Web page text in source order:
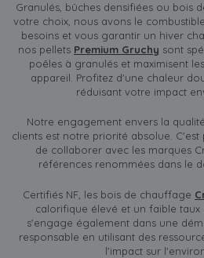
Granulés, bûches densifiées ou bois
votre choix, nous avons le
besoins et vous garantir un hiver
nos pellets Premium Gruchy sont
poêles à granulés et maximisent
appareil. Profitez d'une chaleur
réduisant votre impact
Notre engagement envers la
clients est notre priorité absolue.
de collaborer avec les marques
références renommées dans le
Certifiés NF, les bois de chauffage
calorifique élevé et un faible taux
s'engage également dans une
responsable en utilisant des
l'impact sur